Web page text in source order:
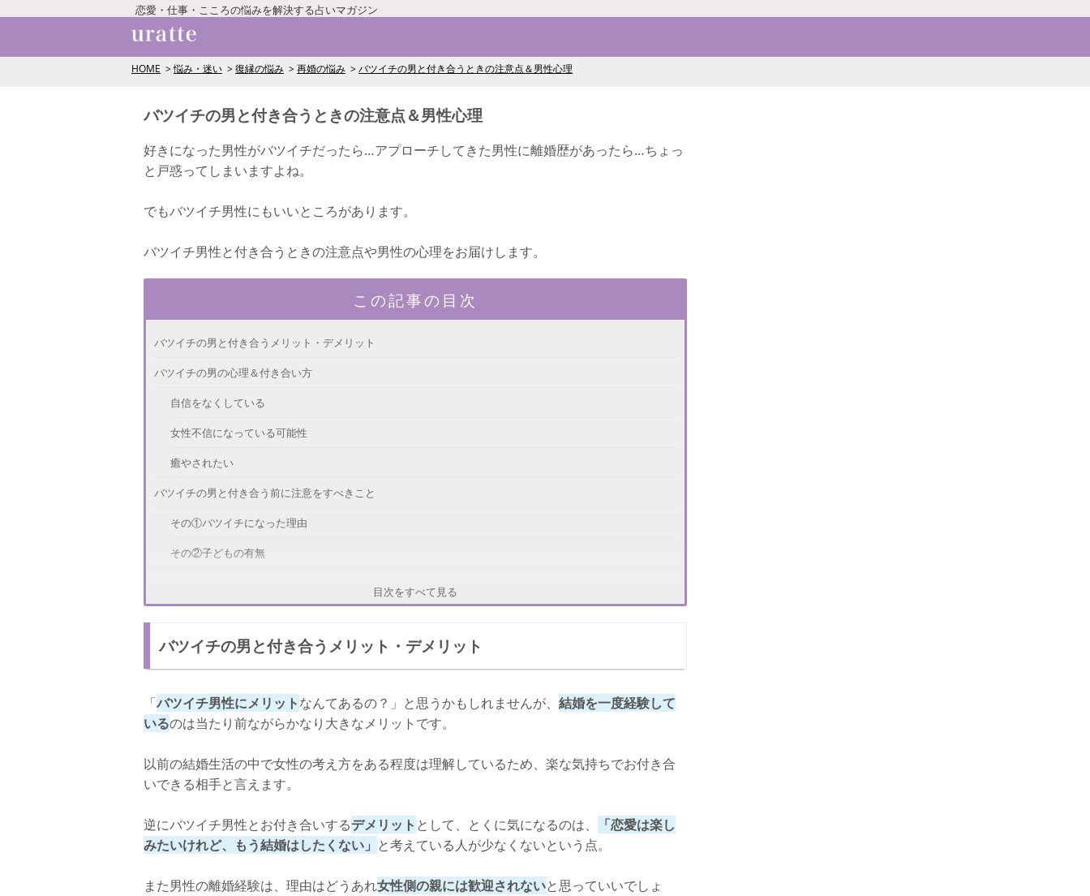
恋愛・仕事・こころの悩みを解決する占いマガジン
HOME 悩み・迷い 復縁の悩み 再婚の悩み バツイチの男と付き合うときの注意点＆男性心理
バツイチの男と付き合うときの注意点＆男性心理
好きになった男性がバツイチだったら…アプローチしてきた男性に離婚歴があったら…ちょっ
と戸惑ってしまいますよね。
でもバツイチ男性にもいいところがあります。
バツイチ男性と付き合うときの注意点や男性の心理をお届けします。
この記事の目次
バツイチの男と付き合うメリット・デメリット
バツイチの男の心理＆付き合い方
自信をなくしている
女性不信になっている可能性
癒やされたい
バツイチの男と付き合う前に注意をすべきこと
その①バツイチになった理由
その②子どもの有無
自分の非を認められる
精神的に自立している
嘘をつかない
さいごに
目次をすべて見る
バツイチの男と付き合うメリット・デメリット
「バツイチ男性にメリットなんてあるの？」と思うかもしれませんが、 結婚を一度経験して
いるのは当たり前ながらかなり大きなメリットです。
以前の結婚生活の中で女性の考え方をある程度は理解しているため、楽な気持ちでお付き合
いできる相手と言えます。
逆にバツイチ男性とお付き合いするデメリット として、とくに気になるのは、
「恋愛は楽し
みたいけれど、もう結婚はしたくない」 と考えている人が少なくないという点。
また男性の離婚経験は、理由はどうあれ女性側の親には歓迎されないと思っていいでしょ